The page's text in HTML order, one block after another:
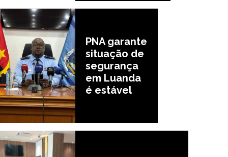
PNA garante
situação de
segurança
em Luanda
é estável